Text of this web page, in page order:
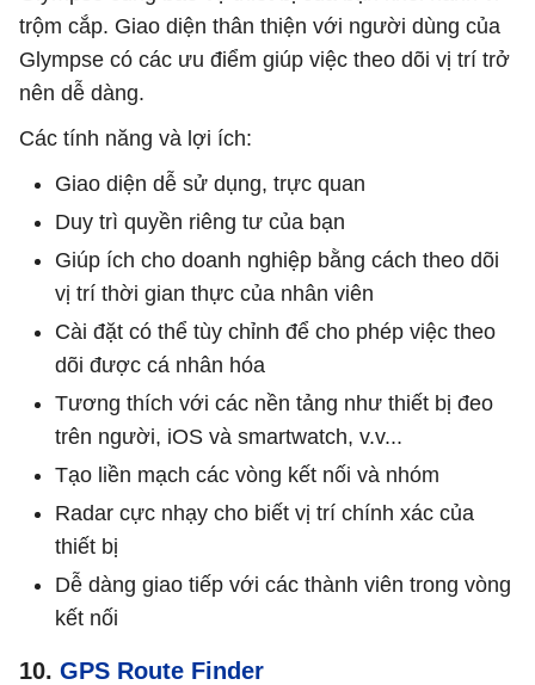
trộm cắp. Giao diện thân thiện với người dùng của
Glympse có các ưu điểm giúp việc theo dõi vị trí trở
nên dễ dàng.
Các tính năng và lợi ích:
Giao diện dễ sử dụng, trực quan
Duy trì quyền riêng tư của bạn
Giúp ích cho doanh nghiệp bằng cách theo dõi
vị trí thời gian thực của nhân viên
Cài đặt có thể tùy chỉnh để cho phép việc theo
dõi được cá nhân hóa
Tương thích với các nền tảng như thiết bị đeo
trên người, iOS và smartwatch, v.v...
Tạo liền mạch các vòng kết nối và nhóm
Radar cực nhạy cho biết vị trí chính xác của
thiết bị
Dễ dàng giao tiếp với các thành viên trong vòng
kết nối
10. GPS Route Finder